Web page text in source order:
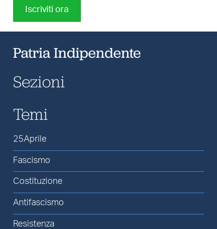
Iscriviti ora
Patria Indipendente
Sezioni
Temi
25Aprile
Fascismo
Costituzione
Antifascismo
Resistenza